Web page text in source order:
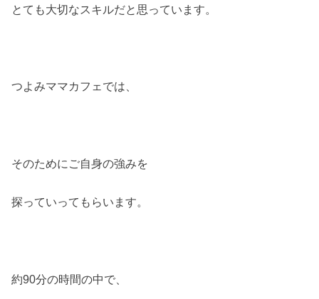
とても大切なスキルだと思っています。
つよみママカフェでは、
そのためにご自身の強みを
探っていってもらいます。
約90分の時間の中で、